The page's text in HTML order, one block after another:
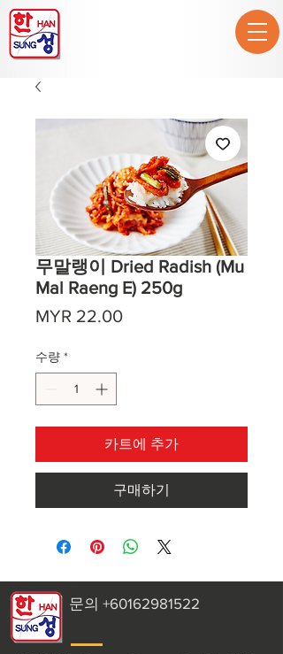
무말랭이 Dried Radish (Mu
Mal Raeng E) 250g
MYR 22.00가
수량 *
카트에 추가
구매하기
문의 +60162981522